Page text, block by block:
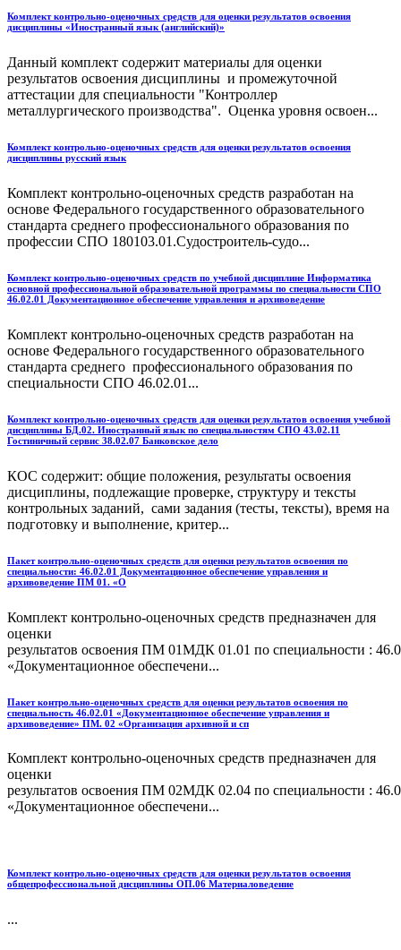
Комплект контрольно-оценочных средств для оценки результатов освоения
дисциплины «Иностранный язык (английский)»
Данный комплект содержит материалы для оценки
результатов освоения дисциплины и промежуточной
аттестации для специальности "Контроллер
металлургического производства". Оценка уровня освоен...
Комплект контрольно-оценочных средств для оценки результатов освоения
дисциплины русский язык
Комплект контрольно-оценочных средств разработан на
основе Федерального государственного образовательного
стандарта среднего профессионального образования по
профессии СПО 180103.01.Судостроитель-судо...
Комплект контрольно-оценочных средств по учебной дисциплине Информатика
основной профессиональной образовательной программы по специальности СПО
46.02.01 Документационное обеспечение управления и архивоведение
Комплект контрольно-оценочных средств разработан на
основе Федерального государственного образовательного
стандарта среднего профессионального образования по
специальности СПО 46.02.01...
Комплект контрольно-оценочных средств для оценки результатов освоения учебной
дисциплины БД.02. Иностранный язык по специальностям СПО 43.02.11
Гостиничный сервис 38.02.07 Банковское дело
КОС содержит: общие положения, результаты освоения
дисциплины, подлежащие проверке, структуру и тексты
контрольных заданий, сами задания (тесты, тексты), время на
подготовку и выполнение, критер...
Пакет контрольно-оценочных средств для оценки результатов освоения по
специальности: 46.02.01 Документационное обеспечение управления и
архивоведение ПМ 01. «О
Комплект контрольно-оценочных средств предназначен для
оценки
результатов освоения ПМ 01МДК 01.01 по специальности :
«Документационное обеспечени...
Пакет контрольно-оценочных средств для оценки результатов освоения по
специальность 46.02.01 «Документационное обеспечение управления и
архивоведение» ПМ. 02 «Организация архивной и сп
Комплект контрольно-оценочных средств предназначен для
оценки
результатов освоения ПМ 02МДК 02.04 по специальности :
«Документационное обеспечени...
Комплект контрольно-оценочных средств для оценки результатов освоения
общепрофессиональной дисциплины ОП.06 Материаловедение
...